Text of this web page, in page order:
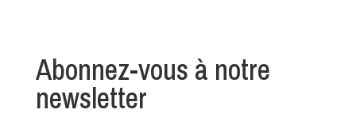
Abonnez-vous à notre
newsletter